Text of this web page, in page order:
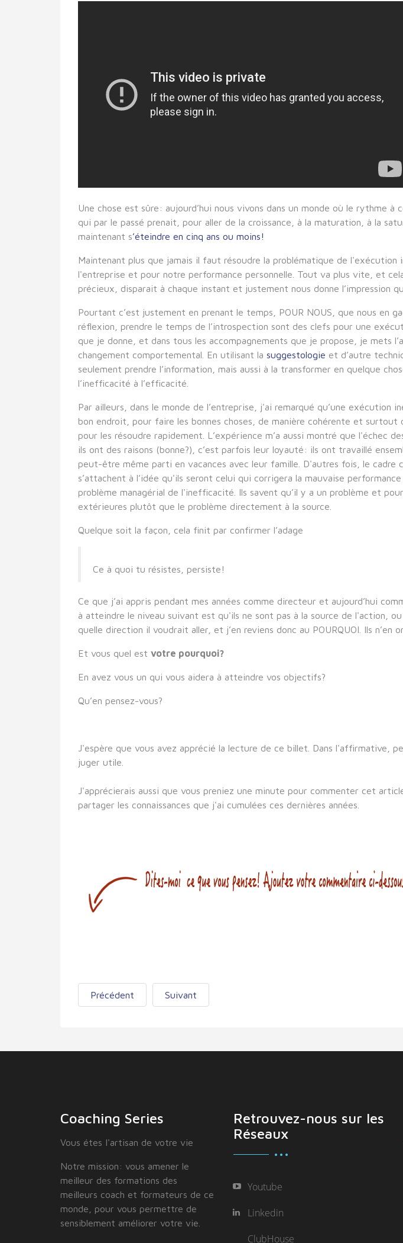
Une chose est sûre: aujourd’hui nous vivons dans un monde où le rythme à
qui par le passé prenait, pour aller de la croissance, à la maturation, à la
maintenant s’éteindre en cinq ans ou moins!
Maintenant plus que jamais il faut résoudre la problématique de
l'entreprise et pour notre performance personnelle. Tout va plus vite, et
précieux, disparait à chaque instant et justement nous donne l’impression
Pourtant c’est justement en prenant le temps, POUR NOUS, que nous en
réflexion, prendre le temps de l’introspection sont des clefs pour une
que je donne, et dans tous les accompagnements que je propose, je mets
changement comportemental. En utilisant la suggestologie et d’autre
seulement prendre l’information, mais aussi à la transformer en quelque
l’inefficacité à l’efficacité.
Par ailleurs, dans le monde de l’entreprise, j'ai remarqué qu’une
bon endroit, pour faire les bonnes choses, de manière cohérente et
pour les résoudre rapidement. L’expérience m’a aussi montré que l'échec
ils ont des raisons (bonne?), c’est parfois leur loyauté: ils ont travaillé
peut-être même parti en vacances avec leur famille. D'autres fois, le
s’attachent à l’idée qu'ils seront celui qui corrigera la mauvaise
problème managérial de l'inefficacité. Ils savent qu’il y a un problème et
extérieures plutôt que le problème directement à la source.
Quelque soit la façon, cela finit par confirmer l’adage
Ce à quoi tu résistes, persiste!
Ce que j’ai appris pendant mes années comme directeur et aujourd’hui
à atteindre le niveau suivant est qu'ils ne sont pas à la source de l'action,
quelle direction il voudrait aller, et j’en reviens donc au POURQUOI. Ils n’en
Et vous quel est votre pourquoi?
En avez vous un qui vous aidera à atteindre vos objectifs?
Qu’en pensez-vous?
J'espère que vous avez apprécié la lecture de ce billet. Dans l'affirmative,
juger utile.
J'apprécierais aussi que vous preniez une minute pour commenter cet
partager les connaissances que j'ai cumulées ces dernières années.
Précédent Suivant
Coaching Series
Vous étes I'artisan de votre vie
Notre mission: vous amener le
meilleur des formations des
meilleurs coach et formateurs de ce
monde, pour vous permettre de
sensiblement améliorer votre vie.
Retrouvez-nous sur les
Réseaux
Youtube
Linkedin
ClubHouse